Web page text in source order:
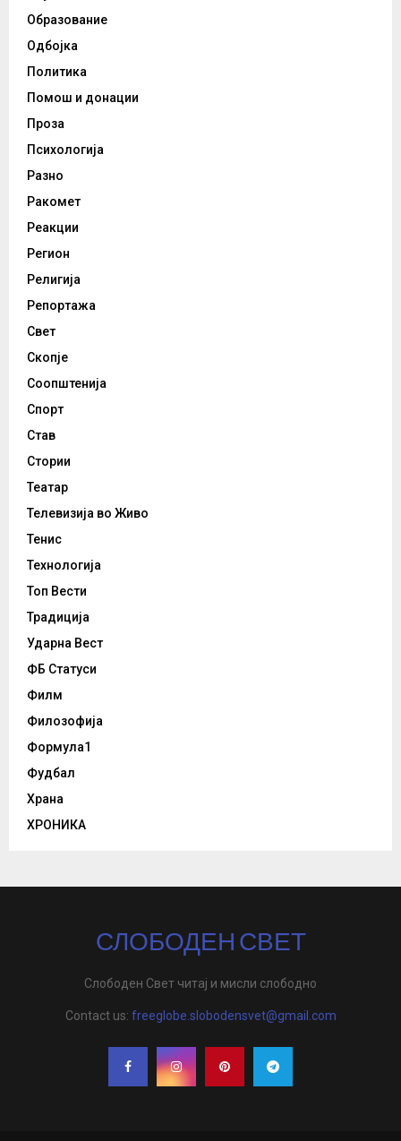
Образование
Одбојка
Политика
Помош и донации
Проза
Психологија
Разно
Ракомет
Реакции
Регион
Религија
Репортажа
Свет
Скопје
Соопштенија
Спорт
Став
Стории
Театар
Телевизија во Живо
Тенис
Технологија
Топ Вести
Традиција
Ударна Вест
ФБ Статуси
Филм
Филозофија
Формула1
Фудбал
Храна
ХРОНИКА
СЛОБОДЕН СВЕТ
Слободен Свет читај и мисли слободно
Contact us: freeglobe.slobodensvet@gmail.com